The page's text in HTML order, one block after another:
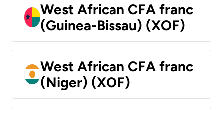
West African CFA franc
(Guinea-Bissau) (XOF)
West African CFA franc
(Niger) (XOF)